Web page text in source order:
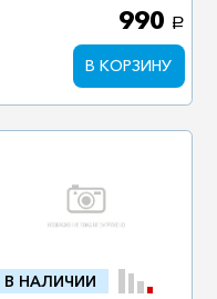
990 a
В КОРЗИНУ
В НАЛИЧИИ